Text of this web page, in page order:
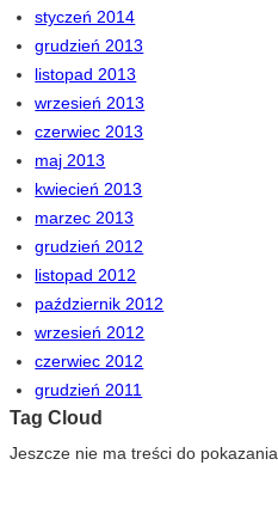
styczeń 2014
grudzień 2013
listopad 2013
wrzesień 2013
czerwiec 2013
maj 2013
kwiecień 2013
marzec 2013
grudzień 2012
listopad 2012
październik 2012
wrzesień 2012
czerwiec 2012
grudzień 2011
Tag Cloud
Jeszcze nie ma treści do pokazania.